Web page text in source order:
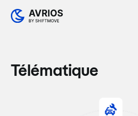
Télématique